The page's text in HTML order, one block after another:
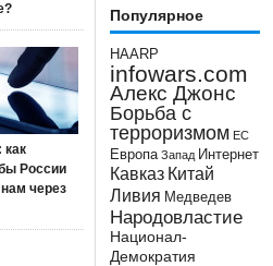
как
России
через
Популярное
HAARP
infowars.com
Алекс Джонс
Борьба с
терроризмом ЕС
Европа Запад Интернет
Кавказ Китай
Ливия Медведев
Народовластие
Национал-
Демократия